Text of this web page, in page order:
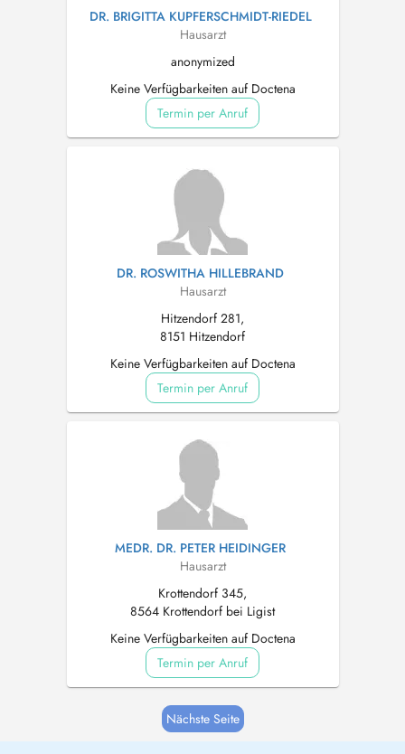
DR. BRIGITTA KUPFERSCHMIDT-RIEDEL
Hausarzt
anonymized
Keine Verfügbarkeiten auf Doctena
Termin per Anruf
DR. ROSWITHA HILLEBRAND
Hausarzt
Hitzendorf 281,
8151 Hitzendorf
Keine Verfügbarkeiten auf Doctena
Termin per Anruf
MEDR. DR. PETER HEIDINGER
Hausarzt
Krottendorf 345,
8564 Krottendorf bei Ligist
Keine Verfügbarkeiten auf Doctena
Termin per Anruf
Nächste Seite